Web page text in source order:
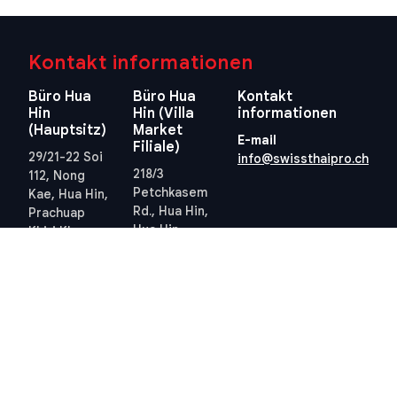
Kontakt informationen
Büro Hua
Hin
(Hauptsitz)
29/21-22 Soi
112, Nong
Kae, Hua Hin,
Prachuap
Khiri Khan
Büro Hua
Hin (Villa
Market
Filiale)
218/3
Petchkasem
Rd., Hua Hin,
Hua Hin,
Kontakt
informationen
E-mail
info@swissthaipro.ch